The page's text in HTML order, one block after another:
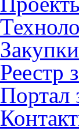
Закупки
Реестр
Портал